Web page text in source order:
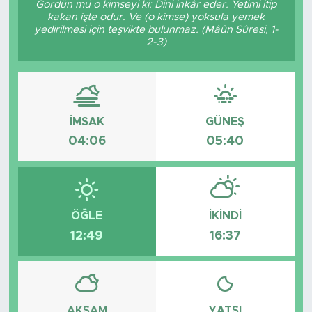
Gördün mü o kimseyi ki: Dini inkâr eder. Yetimi itip
kakan işte odur. Ve (o kimse) yoksula yemek
yedirilmesi için teşvikte bulunmaz. (Mâûn Sûresi, 1-
2-3)
İMSAK
04:06
GÜNEŞ
05:40
ÖĞLE
12:49
İKINDI
16:37
BİLİM-TEKNOLOJİ
RÖPÖRTAJ
ANALİZ
KULİS
YAZARLAR
POLİTİKA
EKONOMİ